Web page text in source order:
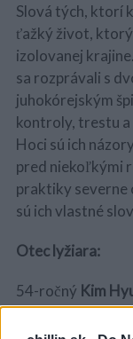
Slová tých, ktorí
ťažký život,
izolovanej
sa rozprávali s
juhokórejským
kontroly, trestu
Hoci sú ich
pred niekoľkými
praktiky severne
sú ich vlastné
Otec lyžiara:
54-ročný Kim
svojím synom,
Severnej Kórei.